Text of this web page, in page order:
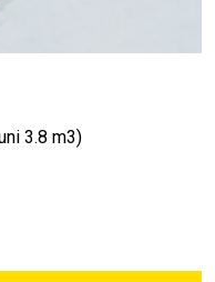
3.8 m3)